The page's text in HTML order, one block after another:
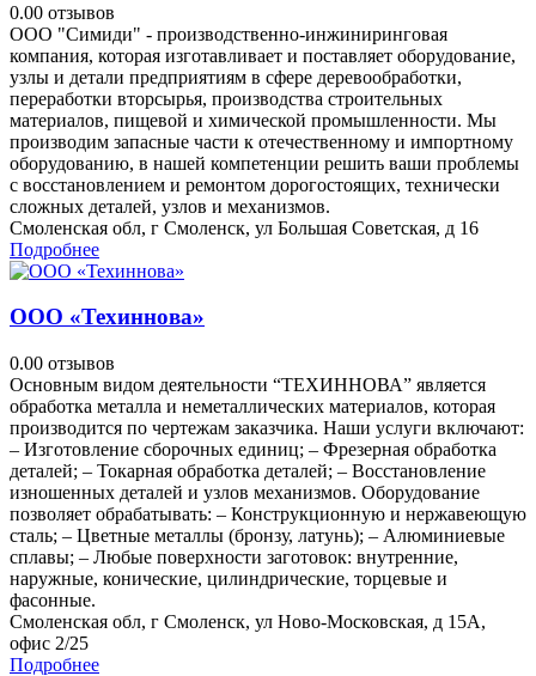
0.00 отзывов
ООО "Симиди" - производственно-инжиниринговая
компания, которая изготавливает и поставляет оборудование,
узлы и детали предприятиям в сфере деревообработки,
переработки вторсырья, производства строительных
материалов, пищевой и химической промышленности. Мы
производим запасные части к отечественному и импортному
оборудованию, в нашей компетенции решить ваши проблемы
с восстановлением и ремонтом дорогостоящих, технически
сложных деталей, узлов и механизмов.
Смоленская обл, г Смоленск, ул Большая Советская, д 16
Подробнее
ООО «Техиннова»
0.00 отзывов
Основным видом деятельности “ТЕХИННОВА” является
обработка металла и неметаллических материалов, которая
производится по чертежам заказчика. Наши услуги включают:
– Изготовление сборочных единиц; – Фрезерная обработка
деталей; – Токарная обработка деталей; – Восстановление
изношенных деталей и узлов механизмов. Оборудование
позволяет обрабатывать: – Конструкционную и нержавеющую
сталь; – Цветные металлы (бронзу, латунь); – Алюминиевые
сплавы; – Любые поверхности заготовок: внутренние,
наружные, конические, цилиндрические, торцевые и
фасонные.
Смоленская обл, г Смоленск, ул Ново-Московская, д 15А,
офис 2/25
Подробнее